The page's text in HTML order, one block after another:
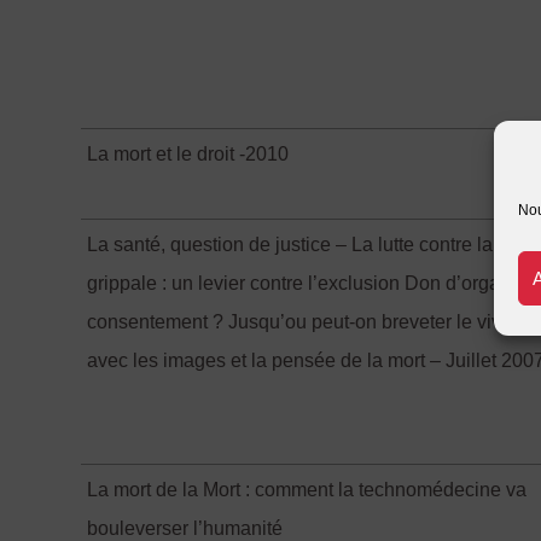
La mort et le droit -2010
La santé, question de justice – La lutte contre la
grippale : un levier contre l’exclusion Don d’organe :
consentement ? Jusqu’ou peut-on breveter le vivant ?
avec les images et la pensée de la mort – Juillet
La mort de la Mort : comment la technomédecine va
bouleverser l’humanité